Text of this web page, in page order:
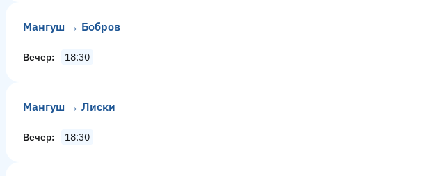
Мангуш → Бобров
Вечер 18:30
Мангуш → Лиски
Вечер 18:30